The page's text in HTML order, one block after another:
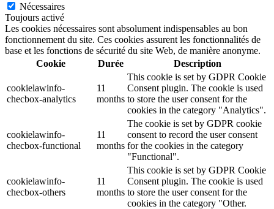
Nécessaires
Toujours activé
Les cookies nécessaires sont absolument indispensables au bon
fonctionnement du site. Ces cookies assurent les fonctionnalités de
base et les fonctions de sécurité du site Web, de manière anonyme.
Cookie
Durée Description
cookielawinfo-
checbox-analytics
11
months
This cookie is set by GDPR Cookie
Consent plugin. The cookie is used
to store the user consent for the
cookies in the category "Analytics".
cookielawinfo-
checbox-functional
11
months
The cookie is set by GDPR cookie
consent to record the user consent
for the cookies in the category
"Functional".
cookielawinfo-
checbox-others
11
months
This cookie is set by GDPR Cookie
Consent plugin. The cookie is used
to store the user consent for the
cookies in the category "Other.